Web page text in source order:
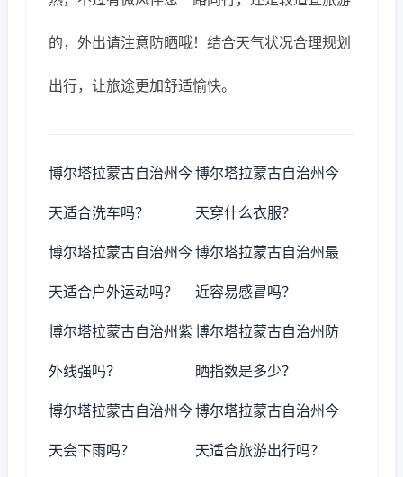
的，外出请注意防晒哦！结合天气状况合理规划
出行，让旅途更加舒适愉快。
博尔塔拉蒙古自治州今
天适合洗车吗？
博尔塔拉蒙古自治州今
天穿什么衣服？
博尔塔拉蒙古自治州今
天适合户外运动吗？
博尔塔拉蒙古自治州最
近容易感冒吗？
博尔塔拉蒙古自治州紫
外线强吗？
博尔塔拉蒙古自治州防
晒指数是多少？
博尔塔拉蒙古自治州今
天会下雨吗？
博尔塔拉蒙古自治州今
天适合旅游出行吗？